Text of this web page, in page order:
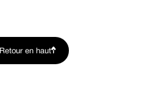
Retour en haut